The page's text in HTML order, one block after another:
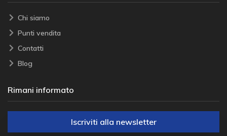
Chi siamo
Punti vendita
Contatti
Blog
Rimani informato
Iscriviti alla newsletter